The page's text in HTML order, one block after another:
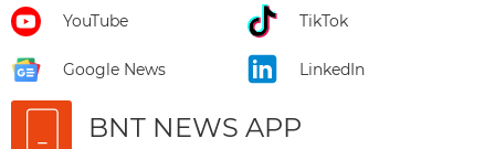
YouTube TikTok
Google News LinkedIn
BNT NEWS APP